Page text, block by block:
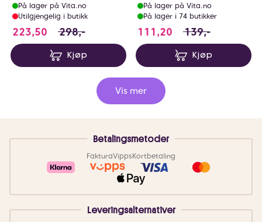
På lager på Vita.no
Utilgjengelig i butikk
223,50 223.5 i stedet for 298 NOK, du sparer 74.5
298,-
Kjøp
På lager på Vita.no
På lager i 74 butikker
111,20 111.2 i stedet for
139,-
Kjøp
Vis mer
Betalingsmetoder
FakturaVippsKortbetaling
Leveringsalternativer